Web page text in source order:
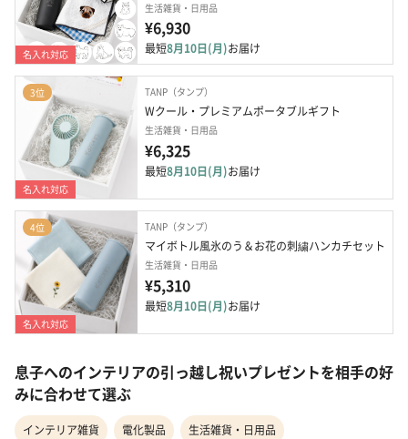
名入れ対応
生活雑貨・日用品
¥6,930
最短8月10日(月)お届け
3位
名入れ対応
TANP（タンプ）
Wクール・プレミアムポータブルギフト
生活雑貨・日用品
¥6,325
最短8月10日(月)お届け
4位
名入れ対応
TANP（タンプ）
マイボトル風氷のう＆お花の刺繍ハンカチセット
生活雑貨・日用品
¥5,310
最短8月10日(月)お届け
息子へのインテリアの引っ越し祝いプレゼントを相手の好
みに合わせて選ぶ
インテリア雑貨 電化製品 生活雑貨・日用品